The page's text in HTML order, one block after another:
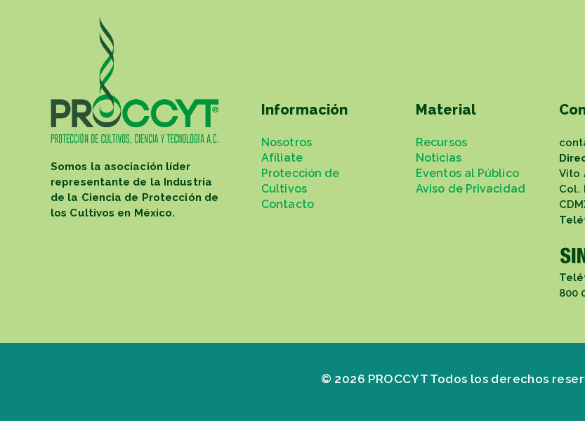
Somos la asociación líder
representante de la Industria
de la Ciencia de Protección de
los Cultivos en México.
Información
Nosotros
Afíliate
Protección de
Cultivos
Contacto
Material
Recursos
Noticias
Eventos al Público
Aviso de Privacidad
Vito
Col.
800
© 2026 PROCCYT Todos los derechos